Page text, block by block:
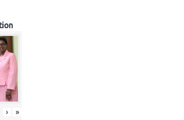
› »